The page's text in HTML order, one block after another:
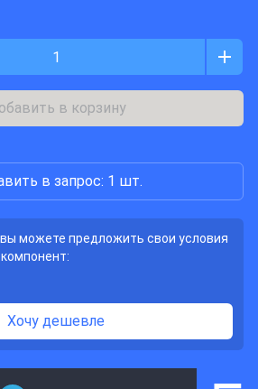
в корзину
в запрос: 1 шт.
можете предложить свои условия
Хочу дешевле